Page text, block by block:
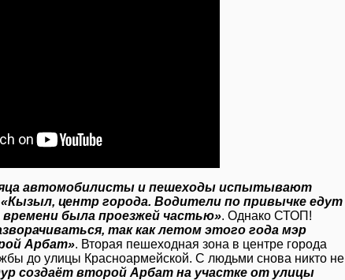
автомобилисты и пешеходы испытывают
центр города. Водители по привычке едут
была проезжей частью». Однако СТОП!
так как летом этого года мэр
Арбат». Вторая пешеходная зона в центре города
до улицы Красноармейской. С людьми снова никто не
создаёт второй Арбат на участке от улицы